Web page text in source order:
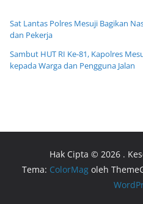
Sat Lantas Polres Mesuji Bagikan
dan Pekerja
Sambut HUT RI Ke-81, Kapolres
kepada Warga dan Pengguna Jalan
Hak Cipta © 2026 .
Tema: ColorMag oleh